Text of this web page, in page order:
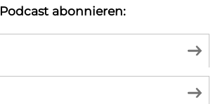
Podcast abonnieren: